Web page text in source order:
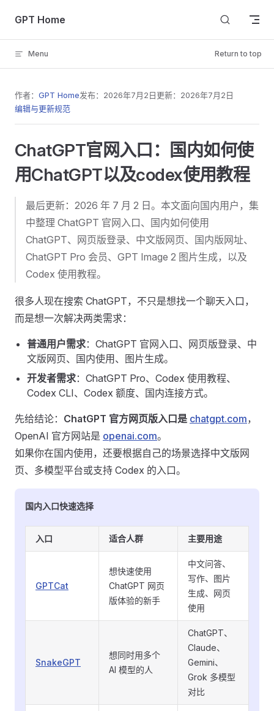
Skip to content
GPT Home
Menu Return to top
作者： GPT Home发布： 2026年7月2日更新： 2026年7月2日
编辑与更新规范
ChatGPT官网入口：国内如何使
用ChatGPT以及codex使用教程
最后更新：2026 年 7 月 2 日。本文面向国内用户，集
中整理 ChatGPT 官网入口、国内如何使用
ChatGPT、网页版登录、中文版网页、国内版网址、
ChatGPT Pro 会员、GPT Image 2 图片生成，以及
Codex 使用教程。
很多人现在搜索 ChatGPT，不只是想找一个聊天入口，
而是想一次解决两类需求：
普通用户需求：ChatGPT 官网入口、网页版登录、中
文版网页、国内使用、图片生成。
开发者需求：ChatGPT Pro、Codex 使用教程、
Codex CLI、Codex 额度、国内连接方式。
先给结论： ChatGPT 官方网页版入口是 chatgpt.com，
OpenAI 官方网站是 openai.com。
如果你在国内使用，还要根据自己的场景选择中文版网
页、多模型平台或支持 Codex 的入口。
国内入口快速选择
入口 适合人群 主要用途
GPTCat
想快速使用
ChatGPT 网页
版体验的新手
中文问答、
写作、图片
生成、网页
使用
SnakeGPT
想同时用多个
AI 模型的人
ChatGPT、
Claude、
Gemini、
Grok 多模型
对比